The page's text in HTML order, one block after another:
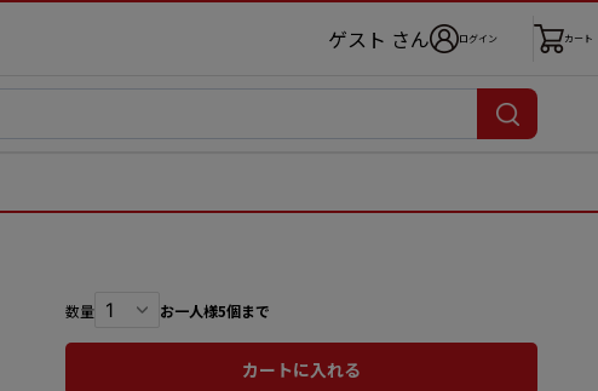
ゲスト さん ログイン カート
数量 お一人様5個まで
カートに入れる